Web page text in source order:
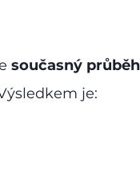
současný
je: